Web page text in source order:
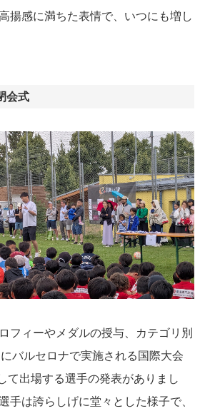
揚感に満ちた表情で、いつにも増し
会式
フィーやメダルの授与、カテゴリ別
バルセロナで実施される国際大会
て出場する選手の発表がありまし
手は誇らしげに堂々とした様子で、